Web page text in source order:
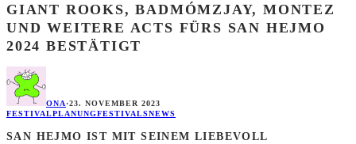
GIANT ROOKS, BADMÓMZJAY, MONTEZ
UND WEITERE ACTS FÜRS SAN HEJMO
2024 BESTÄTIGT
ONA·23. NOVEMBER 2023
FESTIVALPLANUNGFESTIVALSNEWS
SAN HEJMO IST MIT SEINEM LIEBEVOLL